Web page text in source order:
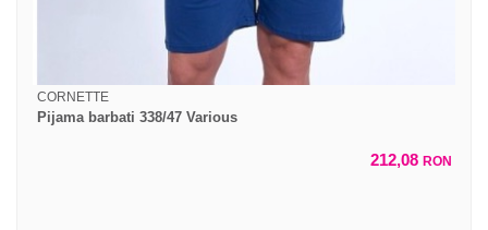
CORNETTE
Pijama barbati 338/47 Various
212,08 RON